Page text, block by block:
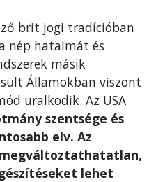
brit jogi tradícióban
nép hatalmát és
másik
Államokban viszont
uralkodik. Az USA
szentsége és
elv. Az
lehet